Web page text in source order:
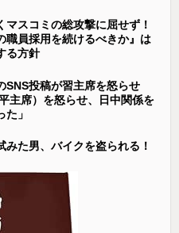
マスコミの総攻撃に屈せず！
職員採用を続けるべきか』は
る方針
SNS投稿が習主席を怒らせ
主席）を怒らせ、日中関係を
」
みた男、バイクを盗られる！